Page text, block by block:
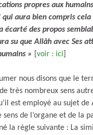
propres aux
qui aura bien compris
écarté des propos
su que Allâh avec Ses
»
voir : ici
nous disons que le
très nombreux sens
est employé au sujet de
sens de l’organe et de la
la règle suivante : La